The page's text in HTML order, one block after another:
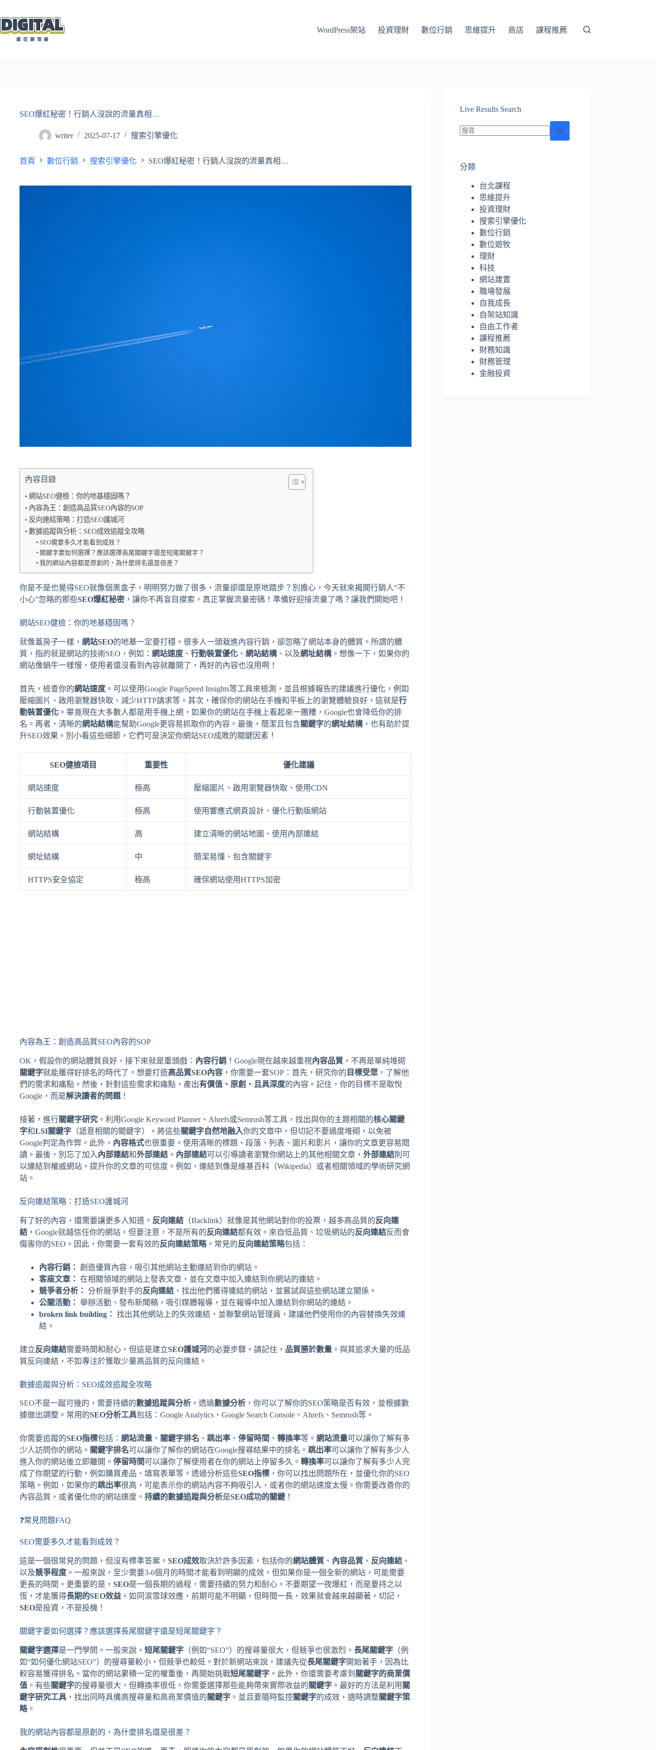
至
主
WordPress架站 投資理財 數位行銷 思維提升 商店 課程推薦
SEO爆紅秘密！行銷人沒說的流量真相…
writer 2025-07-17 搜索引擎優化
首頁 數位行銷 搜索引擎優化 SEO爆紅秘密！行銷人沒說的流量真相…
內容目錄
網站SEO健檢：你的地基穩固嗎？
內容為王：創造高品質SEO內容的SOP
反向連結策略：打造SEO護城河
數據追蹤與分析：SEO成效追蹤全攻略
SEO需要多久才能看到成效？
關鍵字要如何選擇？應該選擇長尾關鍵字還是短尾關鍵字？
我的網站內容都是原創的，為什麼排名還是很差？
你是不是也覺得SEO就像個黑盒子，明明努力做了很多，流量卻還是原地踏步？別擔心，今天就來揭開行銷人“不
小心”忽略的那些SEO爆紅秘密 ，讓你不再盲目摸索，真正掌握流量密碼！準備好迎接流量了嗎？讓我們開始吧！
網站SEO健檢：你的地基穩固嗎？
就像蓋房子一樣， 網站SEO的地基一定要打穩。很多人一頭栽進內容行銷，卻忽略了網站本身的體質。所謂的體
質，指的就是網站的技術SEO，例如： 網站速度 、 行動裝置優化 、 網站結構、以及網址結構。想像一下，如果你的
網站像蝸牛一樣慢，使用者還沒看到內容就離開了，再好的內容也沒用啊！
首先，檢查你的網站速度 。可以使用Google PageSpeed Insights等工具來檢測，並且根據報告的建議進行優化，例如
壓縮圖片、啟用瀏覽器快取、減少HTTP請求等。其次，確保你的網站在手機和平板上的瀏覽體驗良好，這就是行
動裝置優化 。畢竟現在大多數人都是用手機上網，如果你的網站在手機上看起來一團糟，Google也會降低你的排
名。再者，清晰的網站結構能幫助Google更容易抓取你的內容。最後，簡潔且包含 關鍵字的網址結構，也有助於提
升SEO效果。別小看這些細節，它們可是決定你網站SEO成敗的關鍵因素！
SEO健檢項目 重要性 優化建議
網站速度 極高 壓縮圖片、啟用瀏覽器快取、使用CDN
行動裝置優化 極高 使用響應式網頁設計、優化行動版網站
網站結構 高 建立清晰的網站地圖、使用內部連結
網址結構 中 簡潔易懂、包含關鍵字
HTTPS安全協定 極高 確保網站使用HTTPS加密
內容為王：創造高品質SEO內容的SOP
OK，假設你的網站體質良好，接下來就是重頭戲： 內容行銷 ！Google現在越來越重視內容品質 ，不再是單純堆砌
關鍵字就能獲得好排名的時代了。想要打造高品質SEO內容 ，你需要一套SOP：首先，研究你的 目標受眾 ，了解他
們的需求和痛點。然後，針對這些需求和痛點，產出有價值、原創、且具深度的內容。記住，你的目標不是取悅
Google，而是解決讀者的問題 ！
接著，進行關鍵字研究 。利用Google Keyword Planner、Ahrefs或Semrush等工具，找出與你的主題相關的核心關鍵
字和LSI關鍵字 （語意相關的關鍵字）。將這些關鍵字自然地融入你的文章中，但切記不要過度堆砌，以免被
Google判定為作弊。此外， 內容格式也很重要。使用清晰的標題、段落、列表、圖片和影片，讓你的文章更容易閱
讀。最後，別忘了加入 內部連結和外部連結 。 內部連結可以引導讀者瀏覽你網站上的其他相關文章， 外部連結則可
以連結到權威網站，提升你的文章的可信度。例如，連結到像是維基百科（Wikipedia）或者相關領域的學術研究網
站。
反向連結策略：打造SEO護城河
有了好的內容，還需要讓更多人知道。 反向連結 （Backlink）就像是其他網站對你的投票，越多高品質的反向連
結 ，Google就越信任你的網站。但要注意，不是所有的反向連結都有效。來自低品質、垃圾網站的反向連結反而會
傷害你的SEO。因此，你需要一套有效的反向連結策略。常見的反向連結策略包括：
內容行銷： 創造優質內容，吸引其他網站主動連結到你的網站。
客座文章： 在相關領域的網站上發表文章，並在文章中加入連結到你網站的連結。
競爭者分析： 分析競爭對手的反向連結 ，找出他們獲得連結的網站，並嘗試與這些網站建立關係。
公關活動： 舉辦活動、發布新聞稿，吸引媒體報導，並在報導中加入連結到你網站的連結。
broken link building： 找出其他網站上的失效連結，並聯繫網站管理員，建議他們使用你的內容替換失效連
結。
建立反向連結需要時間和耐心，但這是建立SEO護城河的必要步驟。請記住， 品質勝於數量 。與其追求大量的低品
質反向連結，不如專注於獲取少量高品質的反向連結。
數據追蹤與分析：SEO成效追蹤全攻略
SEO不是一蹴可幾的，需要持續的數據追蹤與分析 。透過數據分析 ，你可以了解你的SEO策略是否有效，並根據數
據做出調整。常用的SEO分析工具包括：Google Analytics、Google Search Console、Ahrefs、Semrush等。
你需要追蹤的SEO指標包括： 網站流量 、 關鍵字排名 、 跳出率 、 停留時間 、 轉換率等。 網站流量可以讓你了解有多
少人訪問你的網站。 關鍵字排名可以讓你了解你的網站在Google搜尋結果中的排名。 跳出率可以讓你了解有多少人
進入你的網站後立即離開。 停留時間可以讓你了解使用者在你的網站上停留多久。 轉換率可以讓你了解有多少人完
成了你期望的行動，例如購買產品、填寫表單等。透過分析這些SEO指標 ，你可以找出問題所在，並優化你的SEO
策略。例如，如果你的跳出率很高，可能表示你的網站內容不夠吸引人，或者你的網站速度太慢。你需要改善你的
內容品質，或者優化你的網站速度。 持續的數據追蹤與分析是SEO成功的關鍵 ！
❓常見問題FAQ
SEO需要多久才能看到成效？
這是一個很常見的問題，但沒有標準答案。 SEO成效取決於許多因素，包括你的網站體質 、 內容品質 、 反向連結 、
以及競爭程度 。一般來說，至少需要3-6個月的時間才能看到明顯的成效。但如果你是一個全新的網站，可能需要
更長的時間。更重要的是， SEO是一個長期的過程，需要持續的努力和耐心。不要期望一夜爆紅，而是要持之以
恆，才能獲得長期的SEO效益 。如同滾雪球效應，前期可能不明顯，但時間一長，效果就會越來越顯著。切記，
SEO是投資，不是投機！
關鍵字要如何選擇？應該選擇長尾關鍵字還是短尾關鍵字？
關鍵字選擇是一門學問。一般來說， 短尾關鍵字 （例如“SEO”）的搜尋量很大，但競爭也很激烈。 長尾關鍵字 （例
如“如何優化網站SEO”）的搜尋量較小，但競爭也較低。對於新網站來說，建議先從長尾關鍵字開始著手，因為比
較容易獲得排名。當你的網站累積一定的權重後，再開始挑戰短尾關鍵字 。此外，你還需要考慮到 關鍵字的商業價
值 。有些關鍵字的搜尋量很大，但轉換率很低。你需要選擇那些能夠帶來實際收益的 關鍵字 。最好的方法是利用 關
鍵字研究工具 ，找出同時具備高搜尋量和高商業價值的 關鍵字 。並且要隨時監控關鍵字的成效，適時調整關鍵字策
略。
我的網站內容都是原創的，為什麼排名還是很差？
Live Results Search
到
分類
台北課程
思維提升
投資理財
搜索引擎優化
數位行銷
數位遊牧
理財
科技
網站建置
職場發展
自我成長
自架站知識
自由工作者
課程推薦
財務知識
財務管理
金融投資